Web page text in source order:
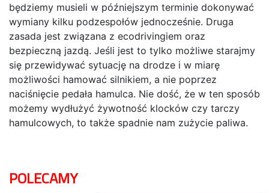
będziemy musieli w późniejszym terminie dokonywać
wymiany kilku podzespołów jednocześnie. Druga
zasada jest związana z ecodrivingiem oraz
bezpieczną jazdą. Jeśli jest to tylko możliwe starajmy
się przewidywać sytuację na drodze i w miarę
możliwości hamować silnikiem, a nie poprzez
naciśnięcie pedała hamulca. Nie dość, że w ten sposób
możemy wydłużyć żywotność klocków czy tarczy
hamulcowych, to także spadnie nam zużycie paliwa.
POLECAMY